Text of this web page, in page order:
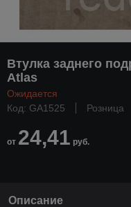
Втулка заднего
Atlas
Ожидается
Код: GA1525
Розница
от 24,41 руб.
Описание